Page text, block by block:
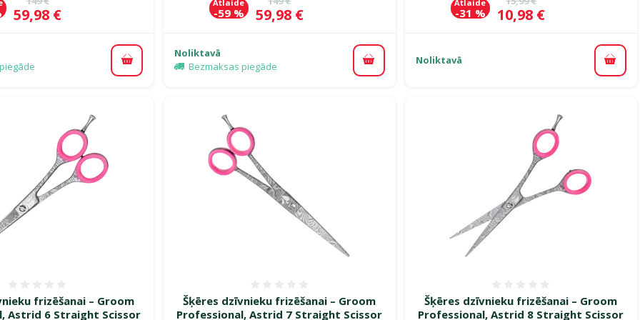
Cena
59,98 €
Pievienot grozam
Cena
59,98 €
Atlaide
-59 %
Noliktavā
Bezmaksas piegāde
Pievienot grozam
Cena
10,98 €
Atlaide
-31 %
Noliktavā
frizēšanai – Groom
Astrid 6 Straight Scissor
Šķēres dzīvnieku frizēšanai – Groom
Professional, Astrid 7 Straight Scissor
Šķēres dzīvnieku frizēšanai – Groom
Professional, Astrid 8 Straight Scissor